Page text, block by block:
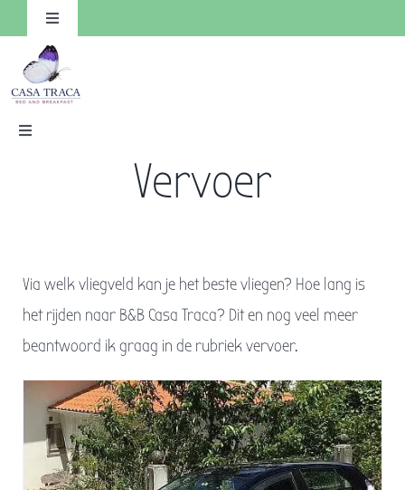
inhoud
Toggle
Navigation
Toggle
Boek uw verblijf
Workation
Vervoer
Via welk vliegveld kan je het beste vliegen? Hoe lang is
het rijden naar B&B Casa Traca? Dit en nog veel meer
beantwoord ik graag in de rubriek vervoer.